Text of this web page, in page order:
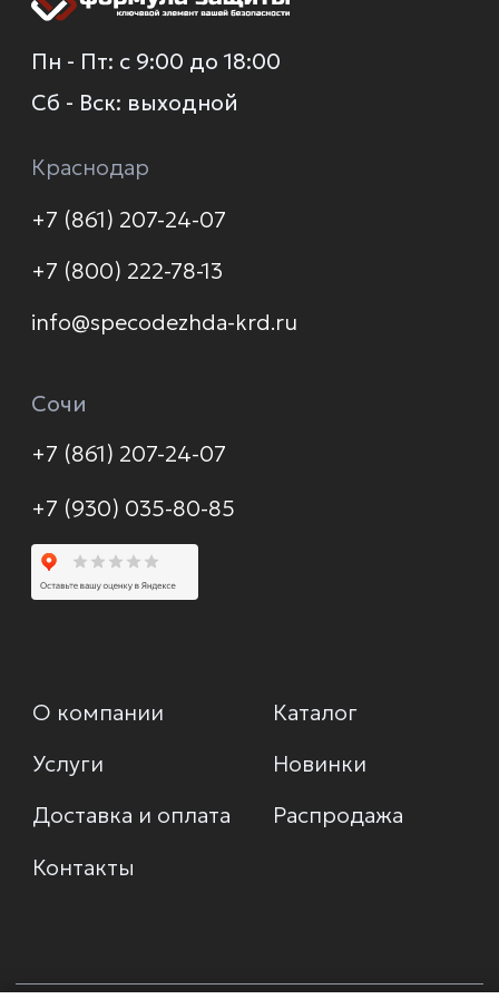
© 2026 Формула защиты
Новинки